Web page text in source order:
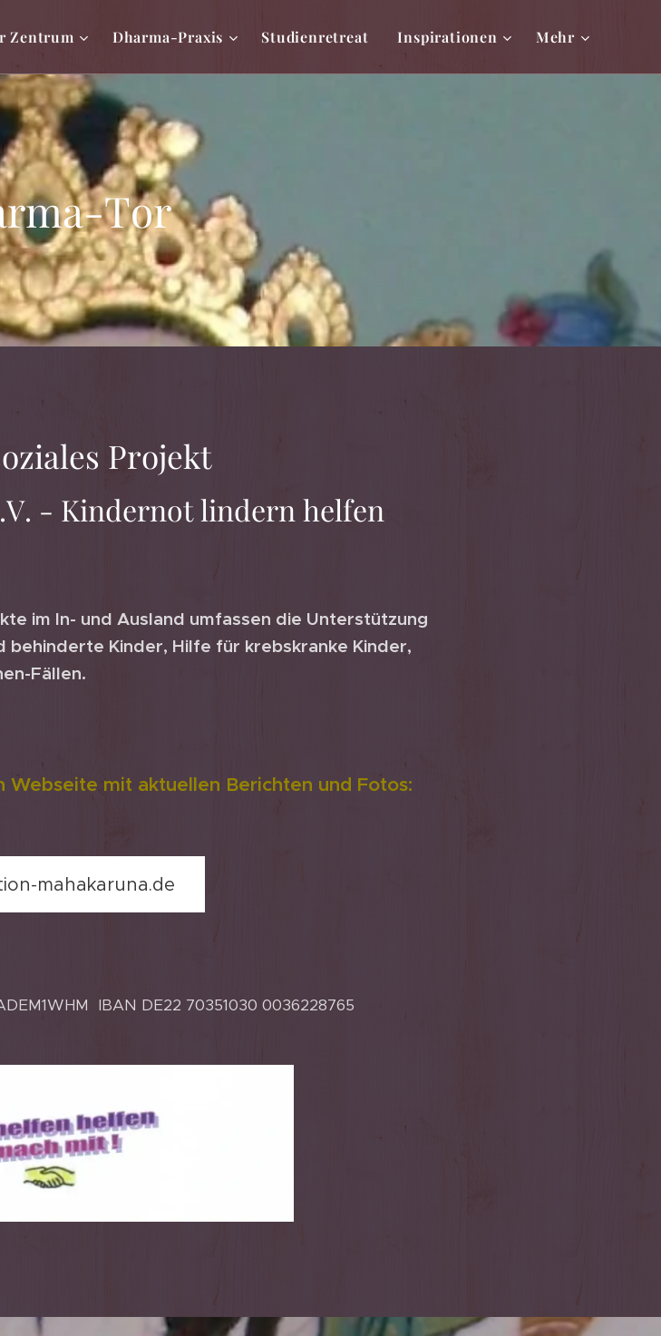
Zentrum Dharma-Praxis Studienretreat Inspirationen Mehr
Tor
Projekt
- Kindernot lindern helfen
im In- und Ausland umfassen die Unterstützung
Kinder, Hilfe für krebskranke Kinder,
Fällen.
mit aktuellen Berichten und Fotos:
mahakaruna.de
IBAN DE22 70351030 0036228765